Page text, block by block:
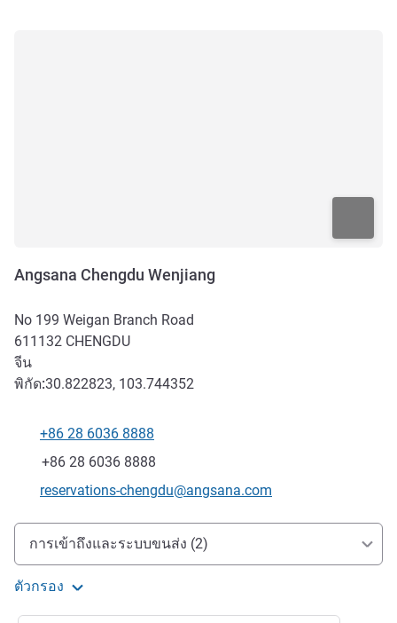
Angsana Chengdu Wenjiang
No 199 Weigan Branch Road
611132 CHENGDU
จีน
พิกัด:30.822823, 103.744352
โทรศัพท์
+86 28 6036 8888
แฟกซ์
+86 28 6036 8888
อีเมลติดต่อ
reservations-chengdu@angsana.com
การเข้าถึงและการเดินทาง
การเข้าถึงและระบบขนส่ง (2)
ตัวกรอง